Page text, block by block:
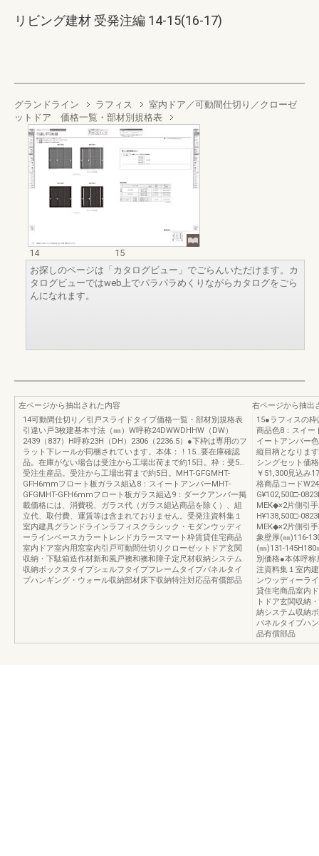
リビング建材 受発注編 14-15(16-17)
グランドライン ラフィス
室内ドア／可動間仕切り／クローゼ
ットドア 価格一覧・部材別規格表
14
15
お探しのページは「カタログビュー」でごらんいただけます。カ
タログビューではweb上でパラパラめくりながらカタログをごら
んになれます。
左ページから抽出された内容
14可動間仕切り／引戸スライドタイプ価格一覧・部材別規格表
引違い戸3枚建基本寸法（㎜）W呼称24DWWDHHW（DW）
2439（837）H呼称23H（DH）2306（2236.5）●下枠は専用のフ
ラット下レールが同梱されています。本体：！15…要在庫確認
品。在庫がない場合は受注から工場出荷まで約15日。枠：受5…
受注生産品。受注から工場出荷まで約5日。MHT-GFGMHT-
GFH6mmフロート板ガラス組込8：スイートアンバーMHT-
GFGMHT-GFH6mmフロート板ガラス組込9：ダークアンバー掲
載価格には、消費税、ガラス代（ガラス組込商品を除く）、組
立代、取付費、運賃等は含まれておりません。受発注資料集１
室内建具グランドラインラフィスクラシック・モダンウッディ
ーラインベースカラートレンドカラースマート枠賃貸住宅商品
室内ドア室内用窓室内引戸可動間仕切りクローゼットドア玄関
収納・下駄箱造作材新和風戸襖和襖和障子定尺材収納システム
収納ボックスタイプシェルフタイプフレームタイプパネルタイ
プハンギング・ウォール収納部材床下収納特注対応品有償部品
右ページから抽出
15●ラフィスの
商品色8：スイー
イートアンバー
縦目柄となりま
シングセット価
￥51,300見込み
格商品コード
G¥102,500□-
MEK◆×2片側引
H¥138,500□-
MEK◆×2片側引
象壁厚(㎜)116-
(㎜)131-
別価格●本体呼称
注資料集１室内
ンウッディーラ
貸住宅商品室内
トドア玄関収納
納システム収納
パネルタイプハ
品有償部品